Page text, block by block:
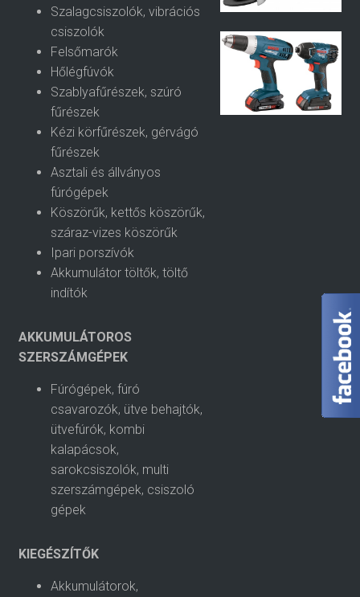
Szalagcsiszolók, vibrációs
csiszolók
Felsőmarók
Hőlégfúvók
Szablyafűrészek, szúró
fűrészek
Kézi körfűrészek, gérvágó
fűrészek
Asztali és állványos
fúrógépek
Köszörűk, kettős köszörűk,
száraz-vizes köszörűk
Ipari porszívók
Akkumulátor töltők, töltő
indítók
AKKUMULÁTOROS
SZERSZÁMGÉPEK
Fúrógépek, fúró
csavarozók, ütve behajtók,
ütvefúrók, kombi
kalapácsok,
sarokcsiszolók, multi
szerszámgépek, csiszoló
gépek
KIEGÉSZÍTŐK
Akkumulátorok,